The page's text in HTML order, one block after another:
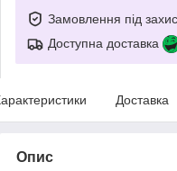
Замовлення під
Доступна доставка
Доставка
Опис